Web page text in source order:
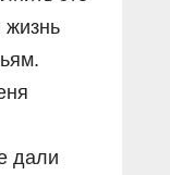
жизнь
дали